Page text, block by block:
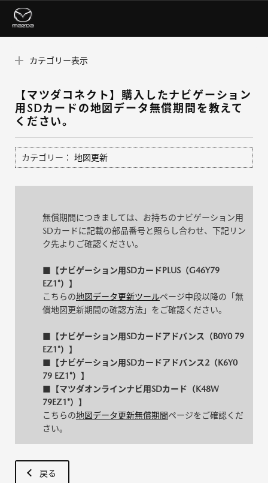
カテゴリー表示
【マツダコネクト】購入したナビゲーション
用SDカードの地図データ無償期間を教えて
ください。
カテゴリー： 地図更新
無償期間につきましては、お持ちのナビゲーション用
SDカードに記載の部品番号と照らし合わせ、下記リン
ク先よりご確認ください。
■【ナビゲーション用SDカードPLUS（G46Y79
EZ1*）】
こちらの地図データ更新ツールページ中段以降の「無
償地図更新期間の確認方法」をご確認ください。
■【ナビゲーション用SDカードアドバンス（B0Y0 79
EZ1*）】
■【ナビゲーション用SDカードアドバンス2（K6Y0
79 EZ1*）】
■【マツダオンラインナビ用SDカード（K48W
79EZ1*）】
こちらの地図データ更新無償期間ページをご確認くだ
さい。
戻る